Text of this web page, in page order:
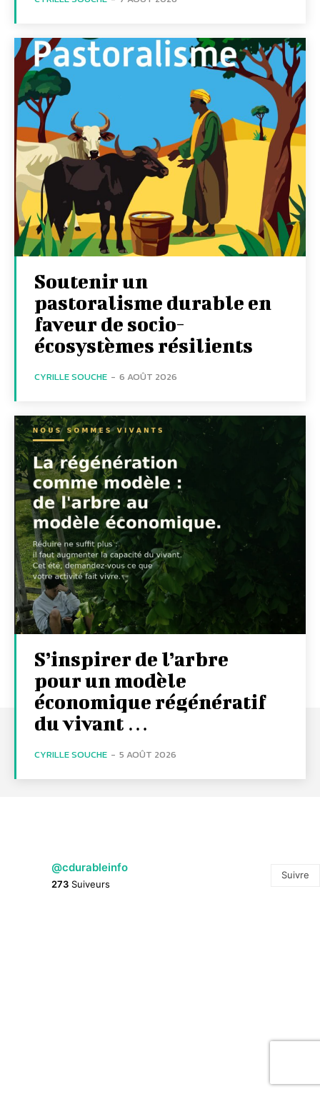
Soutenir un
pastoralisme durable en
faveur de socio-
écosystèmes résilients
CYRILLE SOUCHE - 6 AOÛT 2026
S’inspirer de l’arbre
pour un modèle
économique régénératif
du vivant …
CYRILLE SOUCHE - 5 AOÛT 2026
@cdurableinfo
273 Suiveurs
Suivre